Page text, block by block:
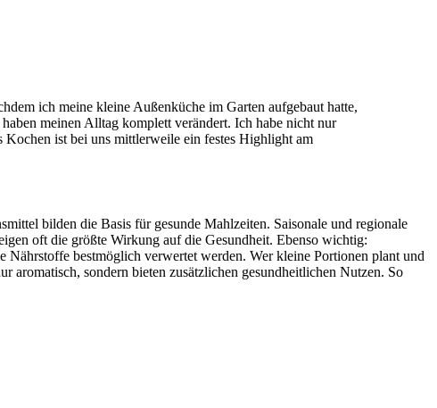
ich meine kleine Außenküche im Garten aufgebaut hatte,
meinen Alltag komplett verändert. Ich habe nicht nur
Kochen ist bei uns mittlerweile ein festes Highlight am
bilden die Basis für gesunde Mahlzeiten. Saisonale und regionale
oft die größte Wirkung auf die Gesundheit. Ebenso wichtig:
Nährstoffe bestmöglich verwertet werden. Wer kleine Portionen plant und
sondern bieten zusätzlichen gesundheitlichen Nutzen. So